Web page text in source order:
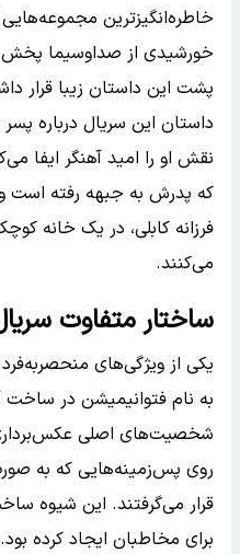
خورشیدی از صداوسیما
پشت این داستان زیبا قرار
داستان این سریال درباره
نقش او را امید آهنگر ایفا
که پدرش به جبهه رفته است و
فرزانه کابلی، در یک خانه
می‌کنند.
ساختار متفاوت
یکی از ویژگی‌های
به نام فتوانیمیشن در ساخت
شخصیت‌های اصلی
روی پس‌زمینه‌هایی که به
قرار می‌گرفتند. این شیوه
برای مخاطبان ایجاد کرده بود.